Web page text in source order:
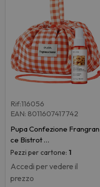
Rif:116056
EAN: 8011607417742
Pupa Confezione Frangran
ce Bistrot …
Pezzi per cartone: 1
Accedi per vedere il
prezzo